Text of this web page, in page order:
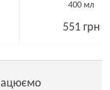
400 мл
551 грн